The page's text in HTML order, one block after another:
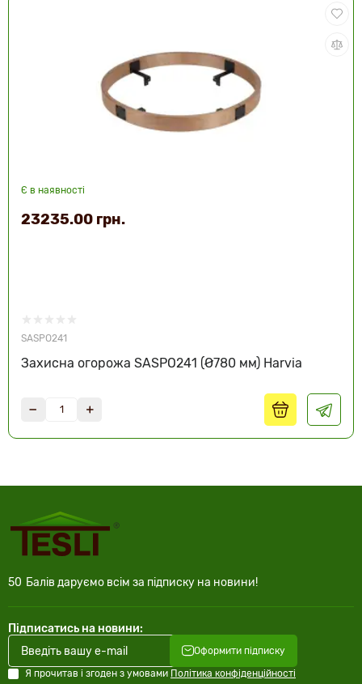
Є в наявності
SASPO241
Захисна огорожа SASPO241 (Ø780 мм) Harvia
23235.00 грн.
50 Балів даруємо всім за підписку на новини!
Підписатись на новини:
Оформити підписку
Я прочитав і згоден з умовами Політика конфіденційності